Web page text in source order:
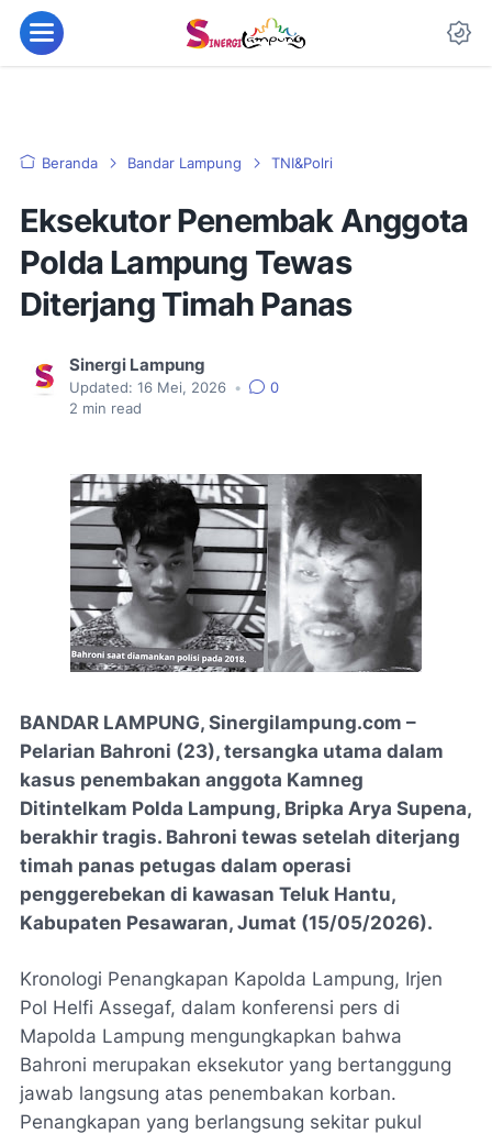
Beranda Bandar Lampung TNI&Polri
Eksekutor Penembak Anggota
Polda Lampung Tewas
Diterjang Timah Panas
Sinergi Lampung
Updated: 16 Mei, 2026 •
0
2 min read
BANDAR LAMPUNG, Sinergilampung.com –
Pelarian Bahroni (23), tersangka utama dalam
kasus penembakan anggota Kamneg
Ditintelkam Polda Lampung, Bripka Arya Supena,
berakhir tragis. Bahroni tewas setelah diterjang
timah panas petugas dalam operasi
penggerebekan di kawasan Teluk Hantu,
Kabupaten Pesawaran, Jumat (15/05/2026).
​Kronologi Penangkapan Kapolda Lampung, Irjen
Pol Helfi Assegaf, dalam konferensi pers di
Mapolda Lampung mengungkapkan bahwa
Bahroni merupakan eksekutor yang bertanggung
jawab langsung atas penembakan korban.
Penangkapan yang berlangsung sekitar pukul